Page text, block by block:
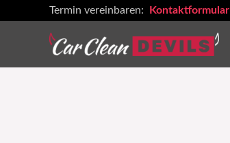
Termin vereinbaren: Kontaktformular